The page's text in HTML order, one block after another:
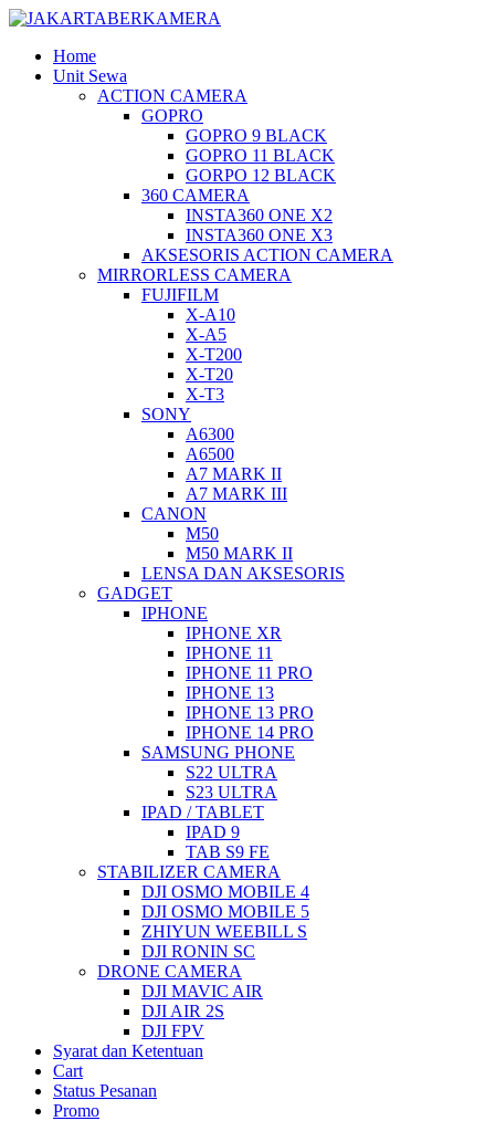
Home
Unit Sewa
ACTION CAMERA
GOPRO
GOPRO 9 BLACK
GOPRO 11 BLACK
GORPO 12 BLACK
360 CAMERA
INSTA360 ONE X2
INSTA360 ONE X3
AKSESORIS ACTION CAMERA
MIRRORLESS CAMERA
FUJIFILM
X-A10
X-A5
X-T200
X-T20
X-T3
SONY
A6300
A6500
A7 MARK II
A7 MARK III
CANON
M50
M50 MARK II
LENSA DAN AKSESORIS
GADGET
IPHONE
IPHONE XR
IPHONE 11
IPHONE 11 PRO
IPHONE 13
IPHONE 13 PRO
IPHONE 14 PRO
SAMSUNG PHONE
S22 ULTRA
S23 ULTRA
IPAD / TABLET
IPAD 9
TAB S9 FE
STABILIZER CAMERA
DJI OSMO MOBILE 4
DJI OSMO MOBILE 5
ZHIYUN WEEBILL S
DJI RONIN SC
DRONE CAMERA
DJI MAVIC AIR
DJI AIR 2S
DJI FPV
Syarat dan Ketentuan
Cart
Status Pesanan
Promo